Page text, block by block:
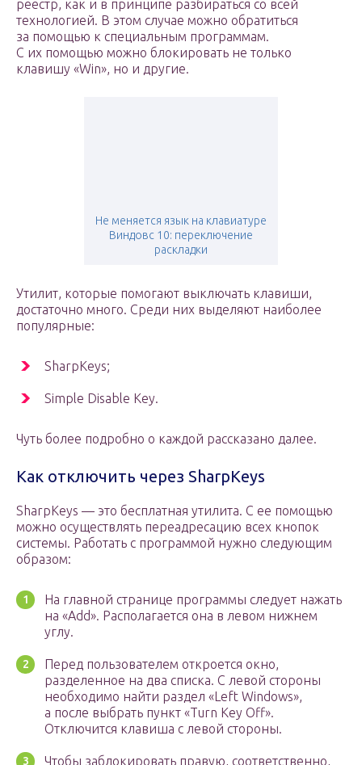
реестр, как и в принципе разбираться со всей
технологией. В этом случае можно обратиться
за помощью к специальным программам.
С их помощью можно блокировать не только
клавишу «Win», но и другие.
Не меняется язык на клавиатуре
Виндовс 10: переключение
раскладки
Утилит, которые помогают выключать клавиши,
достаточно много. Среди них выделяют наиболее
популярные:
SharpKeys;
Simple Disable Key.
Чуть более подробно о каждой рассказано далее.
Как отключить через SharpKeys
SharpKeys — это бесплатная утилита. С ее помощью
можно осуществлять переадресацию всех кнопок
системы. Работать с программой нужно следующим
образом:
На главной странице программы следует нажать
на «Add». Располагается она в левом нижнем
углу.
Перед пользователем откроется окно,
разделенное на два списка. С левой стороны
необходимо найти раздел «Left Windows»,
а после выбрать пункт «Turn Key Off».
Отключится клавиша с левой стороны.
Чтобы заблокировать правую, соответственно,